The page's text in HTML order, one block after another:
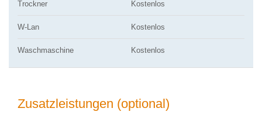
Trockner Kostenlos
W-Lan Kostenlos
Waschmaschine Kostenlos
Zusatzleistungen (optional)